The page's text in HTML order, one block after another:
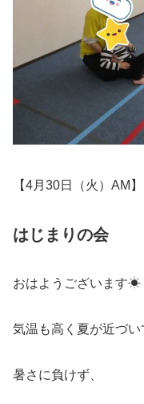
【4月30日（火）AM】
はじまりの会
おはようございます☀
気温も高く夏が近づい
暑さに負けず、